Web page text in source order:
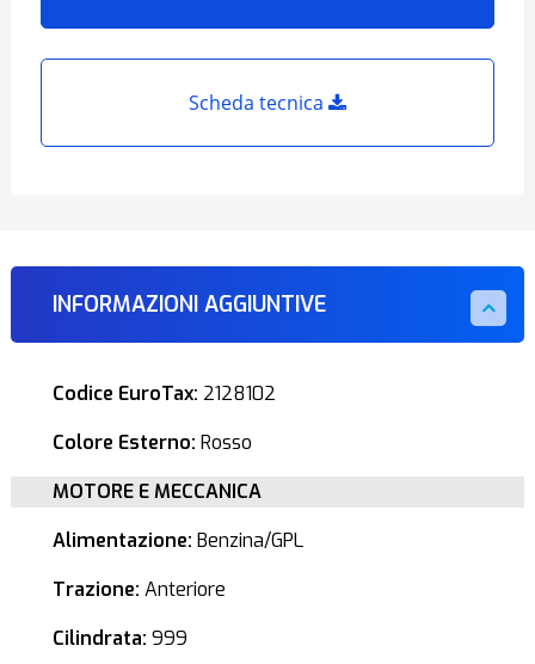
Scheda tecnica
INFORMAZIONI AGGIUNTIVE
Codice EuroTax: 2128102
Colore Esterno: Rosso
MOTORE E MECCANICA
Alimentazione: Benzina/GPL
Trazione: Anteriore
Cilindrata: 999